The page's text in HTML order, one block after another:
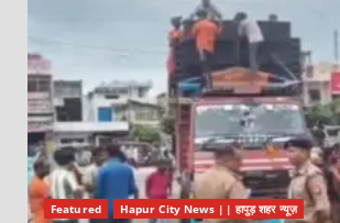
Featured Hapur City News || हापुड़ शहर न्यूज़